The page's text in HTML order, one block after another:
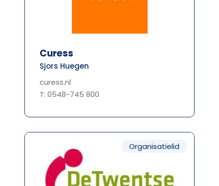
Curess
Sjors Huegen
curess.nl
T: 0548-745 800
Organisatielid